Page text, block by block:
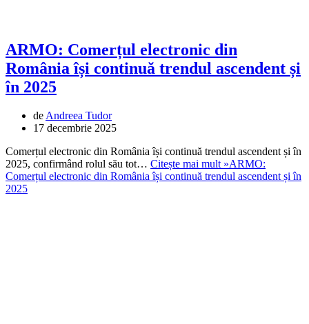
ARMO: Comerțul electronic din
România își continuă trendul ascendent și
în 2025
deAndreea Tudor
17 decembrie 2025
Comerțul electronic din România își continuă trendul ascendent și în
2025, confirmând rolul său tot… Citește mai mult »ARMO:
Comerțul electronic din România își continuă trendul ascendent și în
2025